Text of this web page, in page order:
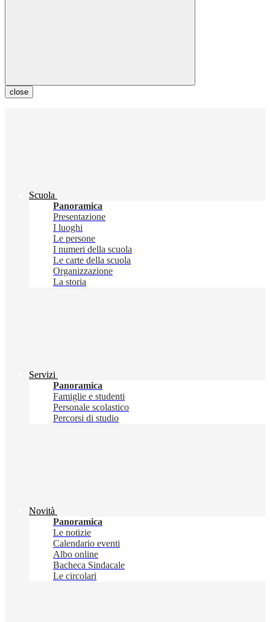
close
Scuola
Panoramica
Presentazione
I luoghi
Le persone
I numeri della scuola
Le carte della scuola
Organizzazione
La storia
Servizi
Panoramica
Famiglie e studenti
Personale scolastico
Percorsi di studio
Novità
Panoramica
Le notizie
Calendario eventi
Albo online
Bacheca Sindacale
Le circolari